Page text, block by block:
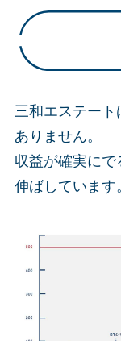
三和エステー
ありません。
収益が確実に
伸ばしています